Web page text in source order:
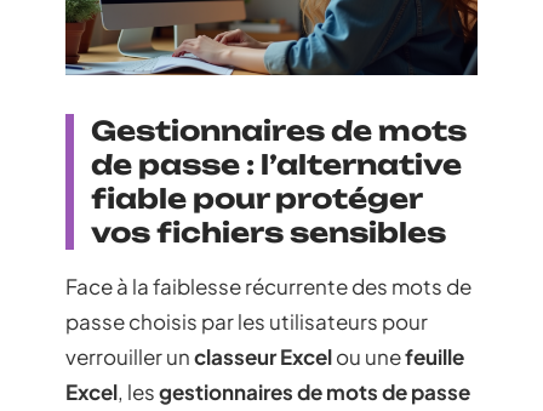
Gestionnaires de mots
de passe : l’alternative
fiable pour protéger
vos fichiers sensibles
Face à la faiblesse récurrente des mots de
passe choisis par les utilisateurs pour
verrouiller unclasseur Excelou unefeuille
Excel, lesgestionnaires de mots de passe